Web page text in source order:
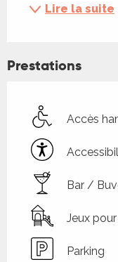
Lire la suite
Prestations
Accès
Bar /
Jeux
Parking